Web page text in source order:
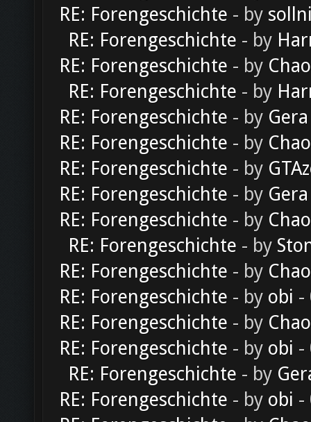
RE: Forengeschichte - by
RE: Forengeschichte - by
RE: Forengeschichte - by
RE: Forengeschichte - by
RE: Forengeschichte - by Gera
RE: Forengeschichte - by
RE: Forengeschichte - by
RE: Forengeschichte - by Gera
RE: Forengeschichte - by
RE: Forengeschichte - by
RE: Forengeschichte - by
RE: Forengeschichte - by obi -
RE: Forengeschichte - by
RE: Forengeschichte - by obi -
RE: Forengeschichte - by
RE: Forengeschichte - by obi -